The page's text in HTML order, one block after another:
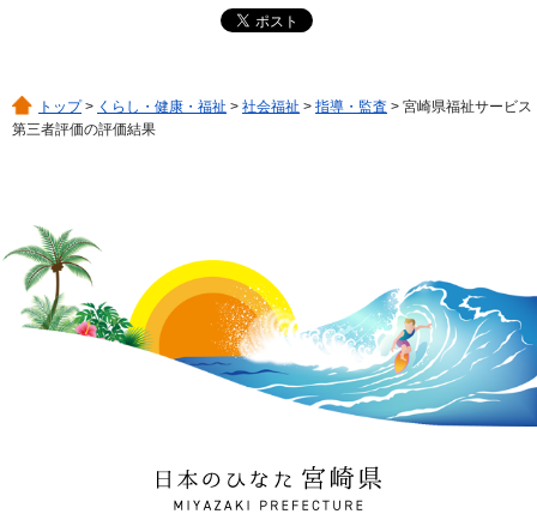
トップ> くらし・健康・福祉 > 社会福祉 > 指導・監査 > 宮崎県福祉サービス
第三者評価の評価結果
日本のひなた 宮崎県
MIYAZAKI PREFECTURE